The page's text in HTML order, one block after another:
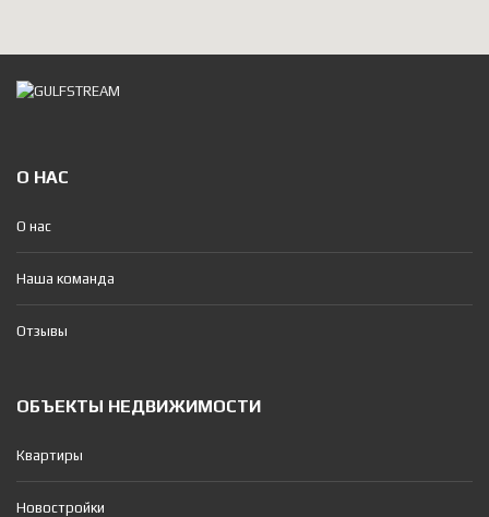
О НАС
О нас
Наша команда
Отзывы
ОБЪЕКТЫ НЕДВИЖИМОСТИ
Квартиры
Новостройки